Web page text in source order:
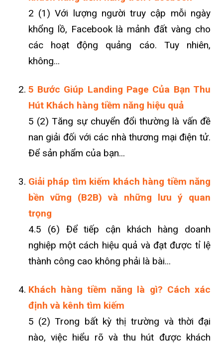
2 (1) Với lượng người truy cập mỗi ngày
khổng lồ, Facebook là mảnh đất vàng cho
các hoạt động quảng cáo. Tuy nhiên,
không...
5 Bước Giúp Landing Page Của Bạn Thu
Hút Khách hàng tiềm năng hiệu quả
5 (2) Tăng sự chuyển đổi thường là vấn đề
nan giải đối với các nhà thương mại điện tử.
Để sản phẩm của bạn...
Giải pháp tìm kiếm khách hàng tiềm năng
bền vững (B2B) và những lưu ý quan
trọng
4.5 (6) Để tiếp cận khách hàng doanh
nghiệp một cách hiệu quả và đạt được tỉ lệ
thành công cao không phải là bài...
Khách hàng tiềm năng là gì? Cách xác
định và kênh tìm kiếm
5 (2) Trong bất kỳ thị trường và thời đại
nào, việc hiểu rõ và thu hút được khách